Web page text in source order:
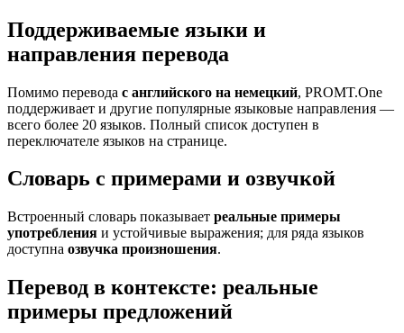
Поддерживаемые языки и
направления перевода
Помимо перевода с английского на немецкий, PROMT.One
поддерживает и другие популярные языковые направления —
всего более 20 языков. Полный список доступен в
переключателе языков на странице.
Словарь с примерами и озвучкой
Встроенный словарь показывает реальные примеры
употребления и устойчивые выражения; для ряда языков
доступна озвучка произношения.
Перевод в контексте: реальные
примеры предложений